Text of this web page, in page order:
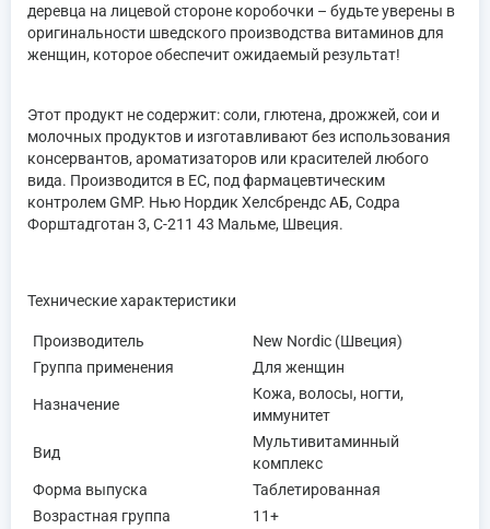
деревца на лицевой стороне коробочки – будьте уверены в
оригинальности шведского производства витаминов для
женщин, которое обеспечит ожидаемый результат!
Этот продукт не содержит: соли, глютена, дрожжей, сои и
молочных продуктов и изготавливают без использования
консервантов, ароматизаторов или красителей любого
вида. Производится в ЕС, под фармацевтическим
контролем GMP. Нью Нордик Хелсбрендс АБ, Содра
Форштадготан 3, С-211 43 Мальме, Швеция.
Технические характеристики
Производитель
New Nordic (Швеция)
Группа применения
Для женщин
Назначение
Кожа, волосы, ногти,
иммунитет
Вид
Мультивитаминный
комплекс
Форма выпуска
Таблетированная
Возрастная группа
11+